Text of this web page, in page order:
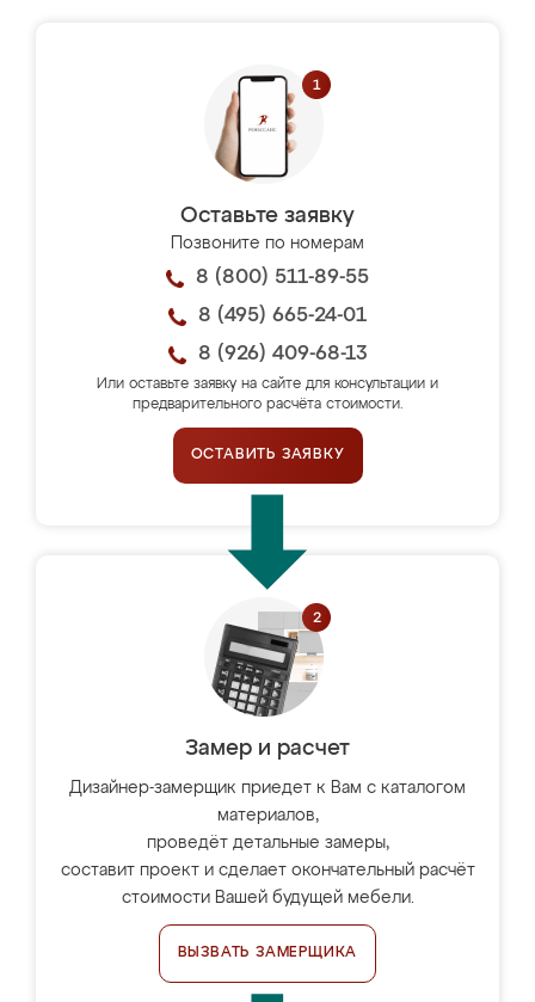
Оставьте заявку
Позвоните по номерам
8 (800) 511-89-55
8 (495) 665-24-01
8 (926) 409-68-13
Или оставьте заявку на сайте для консультации и
предварительного расчёта стоимости.
ОСТАВИТЬ ЗАЯВКУ
Замер и расчет
Дизайнер-замерщик приедет к Вам с каталогом
материалов,
проведёт детальные замеры,
составит проект и сделает окончательный расчёт
стоимости Вашей будущей мебели.
ВЫЗВАТЬ ЗАМЕРЩИКА